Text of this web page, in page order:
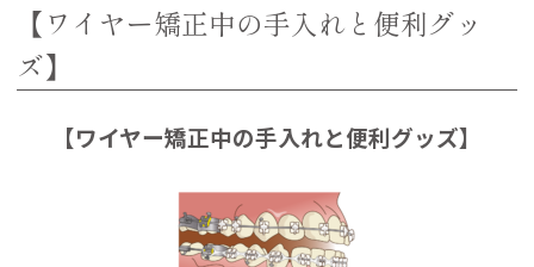
【ワイヤー矯正中の手入れと便利グッ
ズ】
【ワイヤー矯正中の手入れと便利グッズ】